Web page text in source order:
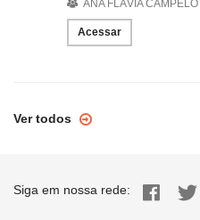
ANA FLÁVIA
Acessar
Ver todos
Siga em nossa rede: